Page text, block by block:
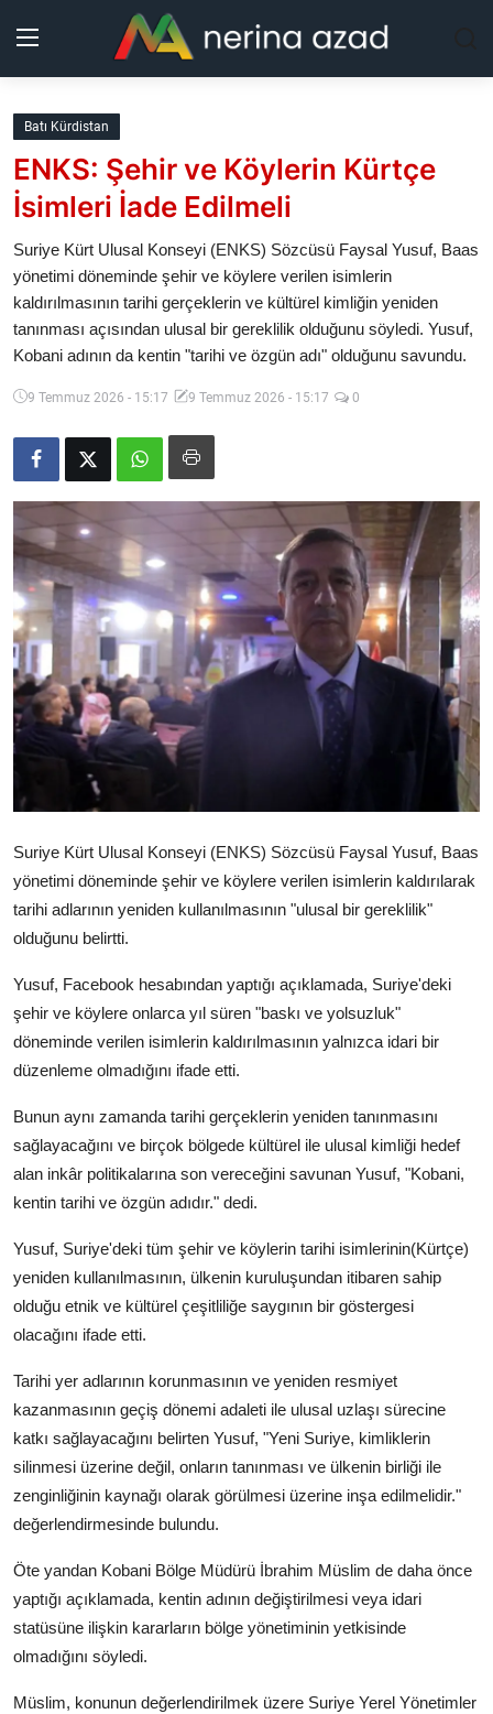
Kurdistan
Bölgeler
Güncel
Analiz
Makaleler
Galeri
Video
Yazarlar
Arşiv
İletişim
Türkçe Kurdi
Batı Kürdistan
ENKS: Şehir ve Köylerin Kürtçe
İsimleri İade Edilmeli
Suriye Kürt Ulusal Konseyi (ENKS) Sözcüsü Faysal Yusuf, Baas
yönetimi döneminde şehir ve köylere verilen isimlerin
kaldırılmasının tarihi gerçeklerin ve kültürel kimliğin yeniden
tanınması açısından ulusal bir gereklilik olduğunu söyledi. Yusuf,
Kobani adının da kentin "tarihi ve özgün adı" olduğunu savundu.
9 Temmuz 2026 - 15:17 9 Temmuz 2026 - 15:17 0
Suriye Kürt Ulusal Konseyi (ENKS) Sözcüsü Faysal Yusuf, Baas
yönetimi döneminde şehir ve köylere verilen isimlerin kaldırılarak
tarihi adlarının yeniden kullanılmasının "ulusal bir gereklilik"
olduğunu belirtti.
Yusuf, Facebook hesabından yaptığı açıklamada, Suriye'deki
şehir ve köylere onlarca yıl süren "baskı ve yolsuzluk"
döneminde verilen isimlerin kaldırılmasının yalnızca idari bir
düzenleme olmadığını ifade etti.
Bunun aynı zamanda tarihi gerçeklerin yeniden tanınmasını
sağlayacağını ve birçok bölgede kültürel ile ulusal kimliği hedef
alan inkâr politikalarına son vereceğini savunan Yusuf, "Kobani,
kentin tarihi ve özgün adıdır." dedi.
Yusuf, Suriye'deki tüm şehir ve köylerin tarihi isimlerinin(Kürtçe)
yeniden kullanılmasının, ülkenin kuruluşundan itibaren sahip
olduğu etnik ve kültürel çeşitliliğe saygının bir göstergesi
olacağını ifade etti.
Tarihi yer adlarının korunmasının ve yeniden resmiyet
kazanmasının geçiş dönemi adaleti ile ulusal uzlaşı sürecine
katkı sağlayacağını belirten Yusuf, "Yeni Suriye, kimliklerin
silinmesi üzerine değil, onların tanınması ve ülkenin birliği ile
zenginliğinin kaynağı olarak görülmesi üzerine inşa edilmelidir."
değerlendirmesinde bulundu.
Öte yandan Kobani Bölge Müdürü İbrahim Müslim de daha önce
yaptığı açıklamada, kentin adının değiştirilmesi veya idari
statüsüne ilişkin kararların bölge yönetiminin yetkisinde
olmadığını söyledi.
Müslim, konunun değerlendirilmek üzere Suriye Yerel Yönetimler